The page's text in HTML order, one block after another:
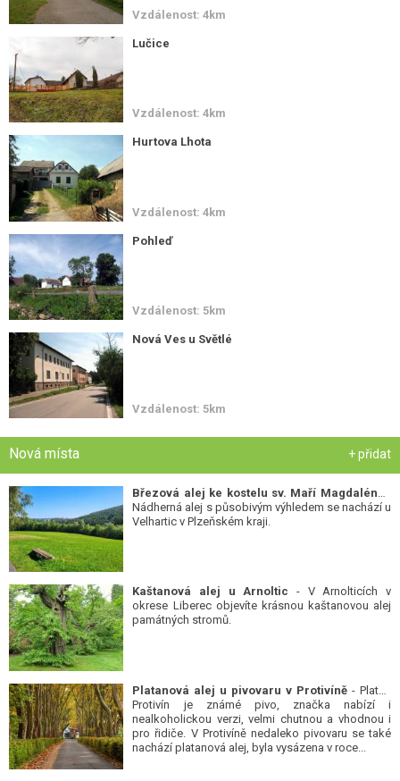
Vzdálenost: 4km
Lučice
Vzdálenost: 4km
Hurtova Lhota
Vzdálenost: 4km
Pohleď
Vzdálenost: 5km
Nová Ves u Světlé
Vzdálenost: 5km
Nová místa + přidat
Březová alej ke kostelu sv. Maří Magdalény-
Nádherná alej s působivým výhledem se nachází u
Velhartic v Plzeňském kraji.
Kaštanová alej u Arnoltic - V Arnolticích v
okrese Liberec objevíte krásnou kaštanovou alej
památných stromů.
Platanová alej u pivovaru v Protivíně - Platan
Protivín je známé pivo, značka nabízí i
nealkoholickou verzi, velmi chutnou a vhodnou i
pro řidiče. V Protivíně nedaleko pivovaru se také
nachází platanová alej, byla vysázena v roce...